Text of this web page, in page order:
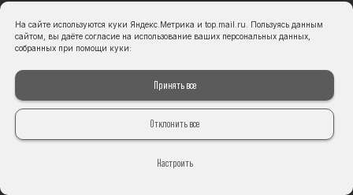
На сайте используются куки Яндекс.Метрика и top.mail.ru. Пользуясь данным
сайтом, вы даёте согласие на использование ваших персональных данных,
собранных при помощи куки:
Принять все
Отклонить все
Настроить